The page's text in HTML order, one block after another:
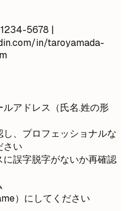
5678 |
in/taroyamada-
アドレス（氏名.姓の形
、プロフェッショナルな
さい
誤字脱字がないか再確認
）にしてください